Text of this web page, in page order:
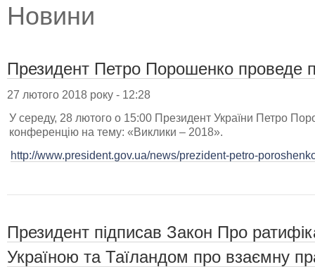
Новини
Президент Петро Порошенко проведе
27 лютого 2018 року - 12:28
У середу, 28 лютого о 15:00 Президент України Петро
конференцію на тему: «Виклики – 2018».
http://www.president.gov.ua/news/prezident-petro-
Президент підписав Закон Про
Україною та Таїландом про взаємну